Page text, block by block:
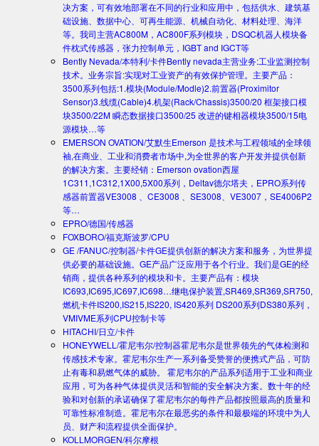
决方案，可有效地部署在不同的行业和应用中，包括供水、建筑基
础设施、数据中心、可再生能源、机械自动化、材料处理、海洋
等。我司主营AC800M，AC800F系列模块，DSQC机器人模块备
件枕式传感器，张力控制单元，IGBT and IGCT等
Bently Nevada/本特利/卡件Bently nevada主营业务:工业监测控制
技术。业务宗旨:实现对工业资产的有效保护管理。主要产品：
3500系列包括:1.模块(Module/Modle)2.前置器(Proximitor
Sensor)3.线缆(Cable)4.机架(Rack/Chassis)3500/20 框架接口模
块3500/22M 瞬态数据接口3500/25 改进的键相器模块3500/15电
源模块…等
EMERSON OVATION/艾默生Emerson 是技术与工程领域的全球领
袖,在商业、工业和消费者市场中,为全世界的客户开发并提供创新
的解决方案。主要经销：Emerson ovation西屋
1C311,1C312,1X00,5X00系列，Deltav德尔塔夫，EPRO系列传
感器前置器VE3008 、CE3008 、SE3008、VE3007，SE4006P2
等…
EPRO/德国/传感器
FOXBORO/福克斯波罗/CPU
GE /FANUC/控制器/卡件GE提供创新的解决方案和服务，为世界提
供必要的基础设施。GE产品广泛应用于各个行业。我们是GE的经
销商，提供各种系列的模块和卡。主要产品有：模块
IC693,IC695,IC697,IC698…继电保护装置,SR469,SR369,SR750,
燃机卡件IS200,IS215,IS220, IS420系列 DS200系列DS380系列，
VMIVME系列CPU控制卡等
HITACHI/日立/卡件
HONEYWELL/霍尼韦尔/控制器霍尼韦尔是世界领先的气体检测和
传感技术专家。霍尼韦尔生产一系列备受赞誉的便携式产品，可防
止有毒和易燃气体的威胁。 霍尼韦尔的产品系列适用于工业和商业
应用，可为各种气体提供灵活和智能的安全解决方案。数十年的经
验和对创新的承诺确保了霍尼韦尔的每件产品都按照最高的质量和
可靠性标准制造。霍尼韦尔在最恶劣的条件和最极端的环境中为人
员、财产和流程提供全面保护。
KOLLMORGEN/科尔摩根